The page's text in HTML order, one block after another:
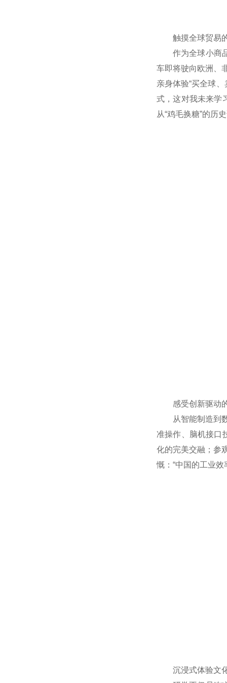
触摸全球贸易
作为全球小商
车即将驶向欧洲、
亲身体验“买全球
式，这对我未来学
从“鸡毛换糖”的历
感受创新驱动
从智能制造到
准操作、脑机接口
化的完美交融；参
慨：“中国的工业效
沉浸式体验文